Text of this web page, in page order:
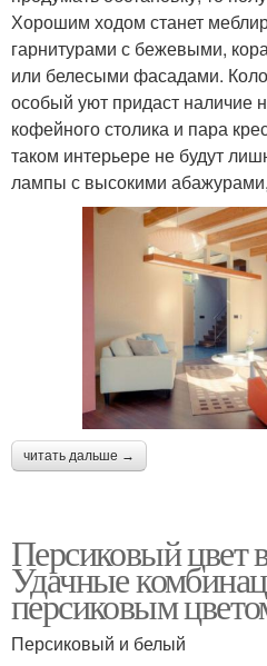
Хорошим ходом станет
гарнитурами с бежевыми,
или белесыми фасадами.
особый уют придаст наличие
кофейного столика и пара
таком интерьере не будут
лампы с высокими
читать дальше →
Персиковый цвет
Удачные
персиковым
Персиковый и белый